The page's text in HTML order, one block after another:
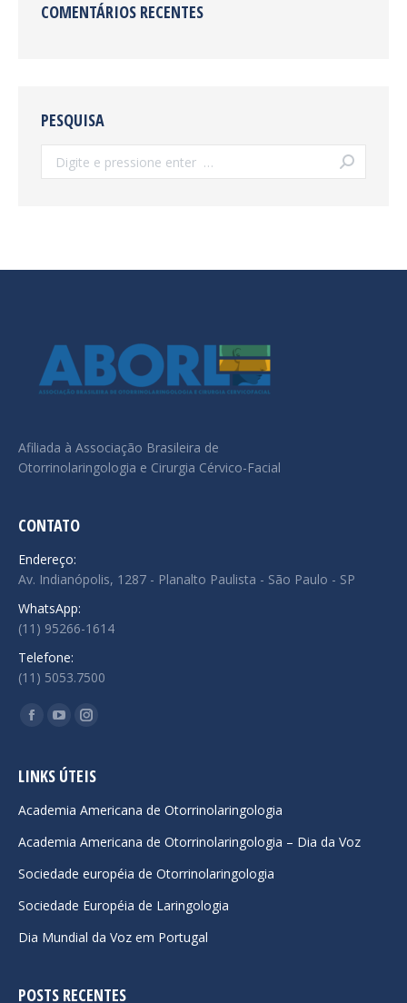
COMENTÁRIOS RECENTES
PESQUISA
Search:
Afiliada à Associação Brasileira de
Otorrinolaringologia e Cirurgia Cérvico-Facial
CONTATO
Endereço:
Av. Indianópolis, 1287 - Planalto Paulista - São Paulo - SP
WhatsApp:
(11) 95266-1614
Telefone:
(11) 5053.7500
Encontre-nos em:
Facebook
opens
new
window
YouTube
opens
new
window
Instagram
opens
new
window
LINKS ÚTEIS
Academia Americana de Otorrinolaringologia
Academia Americana de Otorrinolaringologia – Dia da Voz
Sociedade européia de Otorrinolaringologia
Sociedade Européia de Laringologia
Dia Mundial da Voz em Portugal
POSTS RECENTES